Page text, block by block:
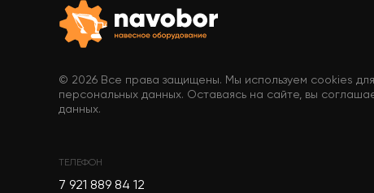
© 2026 Все права защищены. Мы используем cookies
персональных данных. Оставаясь на сайте, вы
данных.
ТЕЛЕФОН
7 921 889 84 12